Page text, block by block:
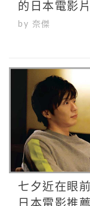
的日本電影
by 奈傑
七夕近在眼